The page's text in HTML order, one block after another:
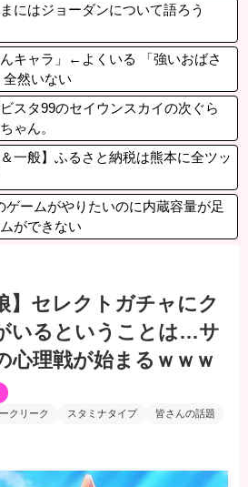
まにはジョーダンについて語ろう
んキャラ」←よくいる 「強いおばさ
然いない
ビスタ99のセイウンスカイの次ぐら
ゃん。
一般】ふるさと納税は熊本に全ツッ
ゲームがやりたいのに内蔵容量が足
ができない
】セレクトガチャにク
いるということは…サ
心理戦が始まるｗｗｗ
クリーク スタミナタイプ 皆さんの話題